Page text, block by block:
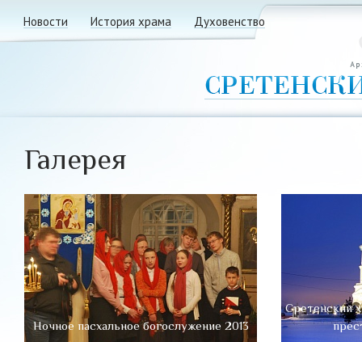
Новости История храма Духовенство
Галерея
Ночное пасхальное богослужение 2013
Сретенский